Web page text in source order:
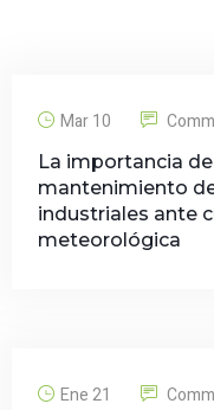
Mar 10
La importancia
mantenimiento
industriales ante
meteorológica
Ene 21